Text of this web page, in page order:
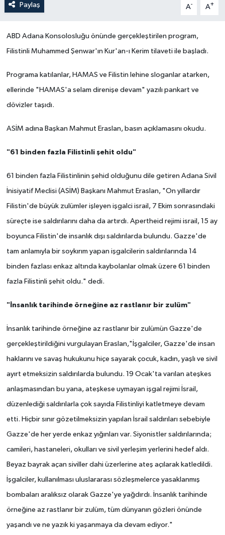
Paylaş A- A+
ABD Adana Konsolosluğu önünde gerçekleştirilen program,
Filistinli Muhammed Şenwar'ın Kur'an-ı Kerim tilaveti ile başladı.
Programa katılanlar, HAMAS ve Filistin lehine sloganlar atarken,
ellerinde "HAMAS'a selam direnişe devam" yazılı pankart ve
dövizler taşıdı.
ASİM adına Başkan Mahmut Eraslan, basın açıklamasını okudu.
"61 binden fazla Filistinli şehit oldu"
61 binden fazla Filistinlinin şehid olduğunu dile getiren Adana Sivil
İnisiyatif Meclisi (ASİM) Başkanı Mahmut Eraslan, "On yıllardır
Filistin'de büyük zulümler işleyen işgalci israil, 7 Ekim sonrasındaki
süreçte ise saldırılarını daha da artırdı. Apertheid rejimi israil, 15 ay
boyunca Filistin'de insanlık dışı saldırılarda bulundu. Gazze'de
tam anlamıyla bir soykırım yapan işgalcilerin saldırılarında 14
binden fazlası enkaz altında kaybolanlar olmak üzere 61 binden
fazla Filistinli şehit oldu." dedi.
"İnsanlık tarihinde örneğine az rastlanır bir zulüm"
İnsanlık tarihinde örneğine az rastlanır bir zulümün Gazze'de
gerçekleştirildiğini vurgulayan Eraslan,"İşgalciler, Gazze'de insan
haklarını ve savaş hukukunu hiçe sayarak çocuk, kadın, yaşlı ve sivil
ayırt etmeksizin saldırılarda bulundu. 19 Ocak'ta varılan ateşkes
anlaşmasından bu yana, ateşkese uymayan işgal rejimi İsrail,
düzenlediği saldırılarla çok sayıda Filistinliyi katletmeye devam
etti. Hiçbir sınır gözetilmeksizin yapılan İsrail saldırıları sebebiyle
Gazze'de her yerde enkaz yığınları var. Siyonistler saldırılarında;
camileri, hastaneleri, okulları ve sivil yerleşim yerlerini hedef aldı.
Beyaz bayrak açan siviller dahi üzerlerine ateş açılarak katledildi.
İşgalciler, kullanılması uluslararası sözleşmelerce yasaklanmış
bombaları aralıksız olarak Gazze'ye yağdırdı. İnsanlık tarihinde
örneğine az rastlanır bir zulüm, tüm dünyanın gözleri önünde
yaşandı ve ne yazık ki yaşanmaya da devam ediyor."